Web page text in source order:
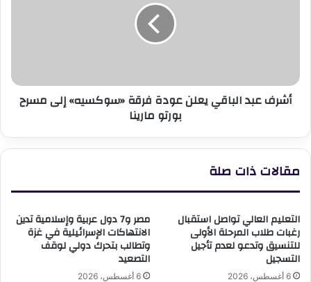
مسرح
بورتو
أشرف عبد الباقي يعلن عودة فرقة «سوكسيه» إلى مسرح
بورتو مارينا
مقالات ذات صلة
التعليم العالي تواصل استقبال
رغبات طلاب المرحلة الأولى
للتنسيق وتدعو لعدم تأجيل
التسجيل
6 أغسطس، 2026
مصر و7 دول عربية وإسلامية تدين
الانتهاكات الإسرائيلية في غزة
وتطالب بتحرك دولي لوقف
التصعيد
6 أغسطس، 2026